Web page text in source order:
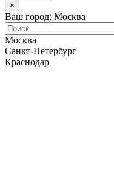
×
Ваш город: Москва
Москва
Санкт-Петербург
Краснодар